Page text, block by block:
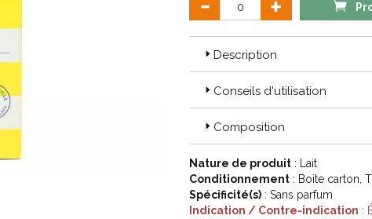
Description
Conseils d'utilisation
Composition
Nature de produit : Lait
Conditionnement : Boite carton,
Spécificité(s) : Sans parfum
Indication / Contre-indication :